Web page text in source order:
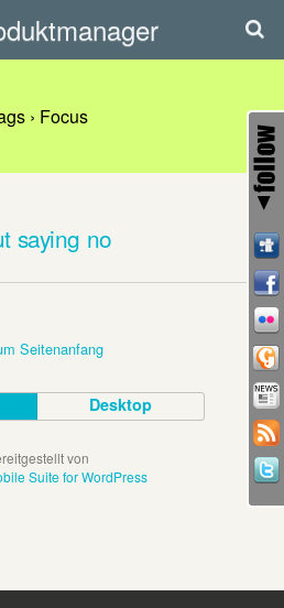
› Focus
saying no
Seitenanfang
Desktop
von
Suite for WordPress